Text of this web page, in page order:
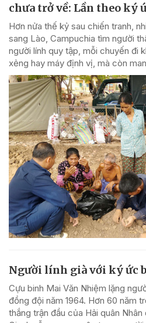
chưa trở về: Lần theo ký
Hơn nửa thế kỷ sau chiến tranh,
sang Lào, Campuchia tìm người
người lính quy tập, mỗi chuyến đi
xẻng hay máy định vị, mà còn
Người lính già với ký ức
Cựu binh Mai Văn Nhiệm lặng
đồng đội năm 1964. Hơn 60 năm
thắng trận đầu của Hải quân